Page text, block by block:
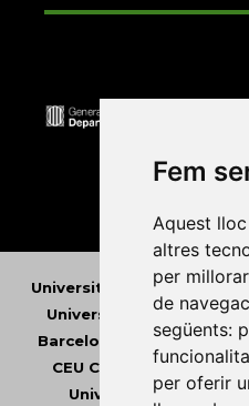
Fem
Aquest
altres
per
de
següents:
per oferir
Universitat Abat Oliba CEU
Universitat d'Andorra•
Barcelona
Universitat
CEU Cardenal Herrera•
Universitat de les Illes